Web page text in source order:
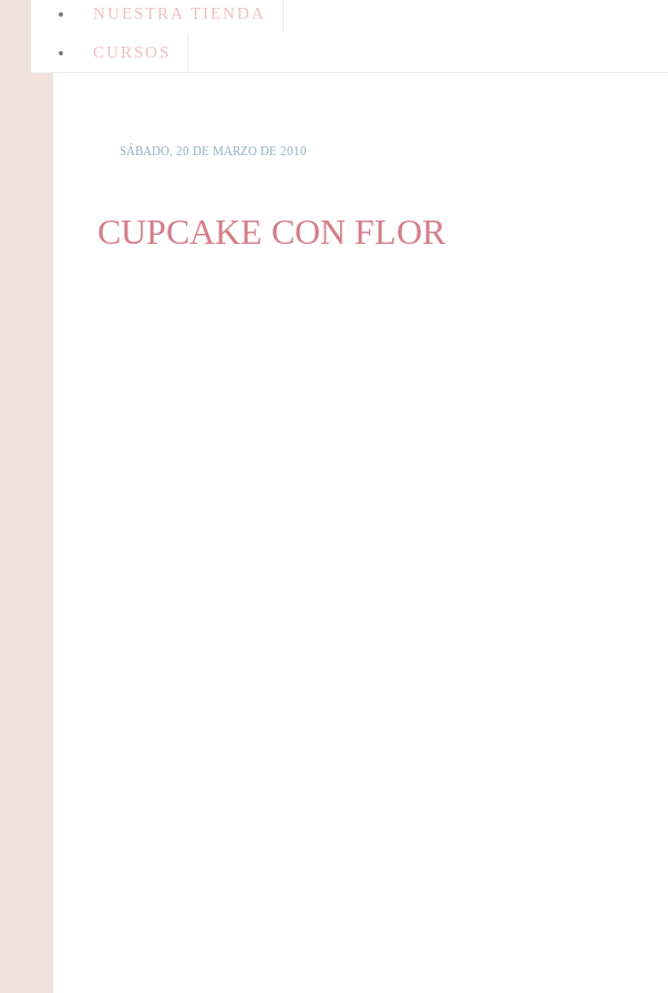
NUESTRA TIENDA
CURSOS
SÁBADO, 20 DE MARZO DE 2010
CUPCAKE CON FLOR